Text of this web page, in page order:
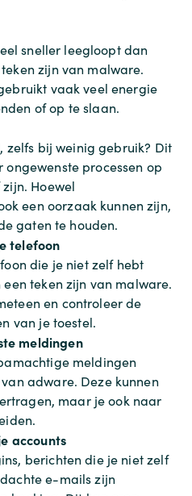
sneller leegloopt dan
zijn van malware.
vaak veel energie
of op te slaan.
zelfs bij weinig gebruik? Dit
processen op
Hoewel
een oorzaak kunnen zijn,
gaten te houden.
telefoon
die je niet zelf hebt
teken zijn van malware.
en controleer de
van je toestel.
meldingen
meldingen
adware. Deze kunnen
maar je ook naar
accounts
berichten die je niet zelf
e-mails zijn